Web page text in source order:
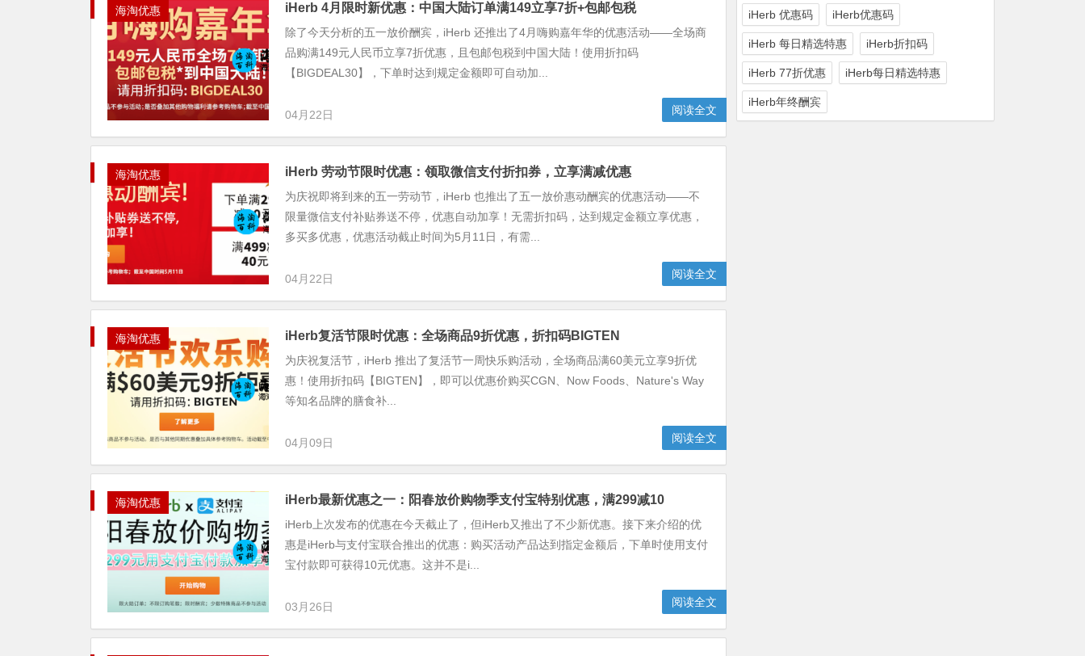
海淘优惠 iHerb 4月限时新优惠：中国大陆订单满149立享7折+包邮包税
除了今天分析的五一放价酬宾，iHerb 还推出了4月嗨购嘉年华的优惠活动——全场商
品购满149元人民币立享7折优惠，且包邮包税到中国大陆！使用折扣码
【BIGDEAL30】，下单时达到规定金额即可自动加...
04月22日 阅读全文
海淘优惠 iHerb 劳动节限时优惠：领取微信支付折扣券，立享满减优惠
为庆祝即将到来的五一劳动节，iHerb 也推出了五一放价惠动酬宾的优惠活动——不
限量微信支付补贴券送不停，优惠自动加享！无需折扣码，达到规定金额立享优惠，
多买多优惠，优惠活动截止时间为5月11日，有需...
04月22日 阅读全文
海淘优惠 iHerb复活节限时优惠：全场商品9折优惠，折扣码BIGTEN
为庆祝复活节，iHerb 推出了复活节一周快乐购活动，全场商品满60美元立享9折优
惠！使用折扣码【BIGTEN】，即可以优惠价购买CGN、Now Foods、Nature's Way
等知名品牌的膳食补...
04月09日 阅读全文
海淘优惠 iHerb最新优惠之一：阳春放价购物季支付宝特别优惠，满299减10
iHerb上次发布的优惠在今天截止了，但iHerb又推出了不少新优惠。接下来介绍的优
惠是iHerb与支付宝联合推出的优惠：购买活动产品达到指定金额后，下单时使用支付
宝付款即可获得10元优惠。这并不是i...
03月26日 阅读全文
iHerb 优惠码 iHerb优惠码
iHerb 每日精选特惠 iHerb折扣码
iHerb 77折优惠 iHerb每日精选特惠
iHerb年终酬宾